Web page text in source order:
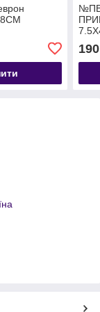
190